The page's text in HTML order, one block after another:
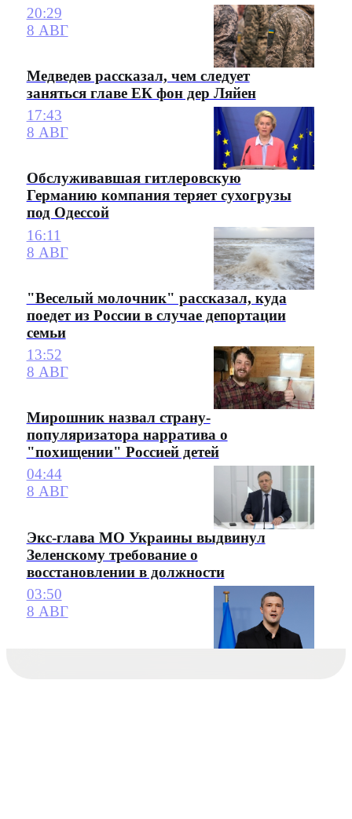
20:29
8 АВГ
Медведев рассказал, чем следует
заняться главе ЕК фон дер Ляйен
17:43
8 АВГ
Обслуживавшая гитлеровскую
Германию компания теряет сухогрузы
под Одессой
16:11
8 АВГ
"Веселый молочник" рассказал, куда
поедет из России в случае депортации
семьи
13:52
8 АВГ
Мирошник назвал страну-
популяризатора нарратива о
"похищении" Россией детей
04:44
8 АВГ
Экс-глава МО Украины выдвинул
Зеленскому требование о
восстановлении в должности
03:50
8 АВГ